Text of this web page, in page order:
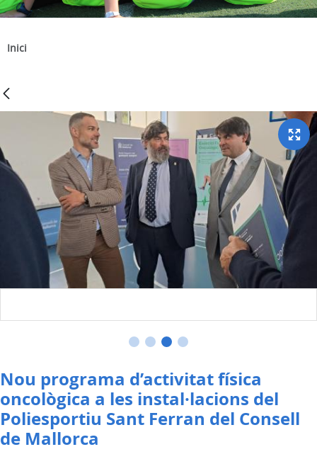
Inici
Nou programa d’activitat física
oncològica a les instal·lacions del
Poliesportiu Sant Ferran del Consell
de Mallorca